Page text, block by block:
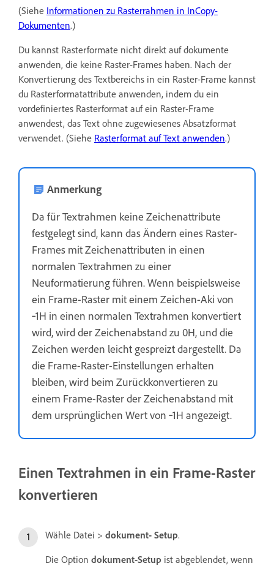
(Siehe Informationen zu Rasterrahmen in InCopy-
Dokumenten.)
Du kannst Rasterformate nicht direkt auf dokumente
anwenden, die keine Raster-Frames haben. Nach der
Konvertierung des Textbereichs in ein Raster-Frame kannst
du Rasterformatattribute anwenden, indem du ein
vordefiniertes Rasterformat auf ein Raster-Frame
anwendest, das Text ohne zugewiesenes Absatzformat
verwendet. (Siehe Rasterformat auf Text anwenden.)
Anmerkung
Da für Textrahmen keine Zeichenattribute
festgelegt sind, kann das Ändern eines Raster-
Frames mit Zeichenattributen in einen
normalen Textrahmen zu einer
Neuformatierung führen. Wenn beispielsweise
ein Frame-Raster mit einem Zeichen-Aki von
‑1H in einen normalen Textrahmen konvertiert
wird, wird der Zeichenabstand zu 0H, und die
Zeichen werden leicht gespreizt dargestellt. Da
die Frame-Raster-Einstellungen erhalten
bleiben, wird beim Zurückkonvertieren zu
einem Frame-Raster der Zeichenabstand mit
dem ursprünglichen Wert von ‑1H angezeigt.
Einen Textrahmen in ein Frame-Raster
konvertieren
Wähle Datei > dokument- Setup.
Die Option dokument-Setup ist abgeblendet, wenn